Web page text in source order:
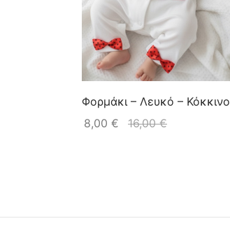
Φορμάκι – Λευκό – Κόκκινο
8,00 € 16,00€